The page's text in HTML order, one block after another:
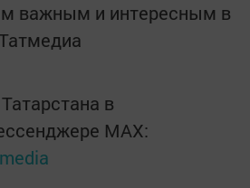
важным и интересным в
в
MАХ: